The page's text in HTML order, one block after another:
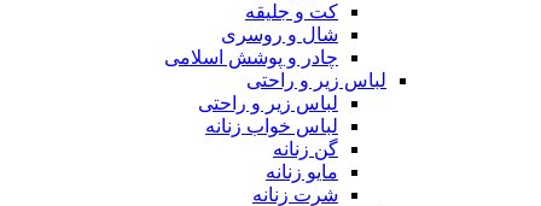
کت و جلیقه
شال و روسری
چادر و پوشش اسلامی
لباس زیر و راحتی
لباس زیر و راحتی
لباس خواب زنانه
گن زنانه
مایو زنانه
شرت زنانه